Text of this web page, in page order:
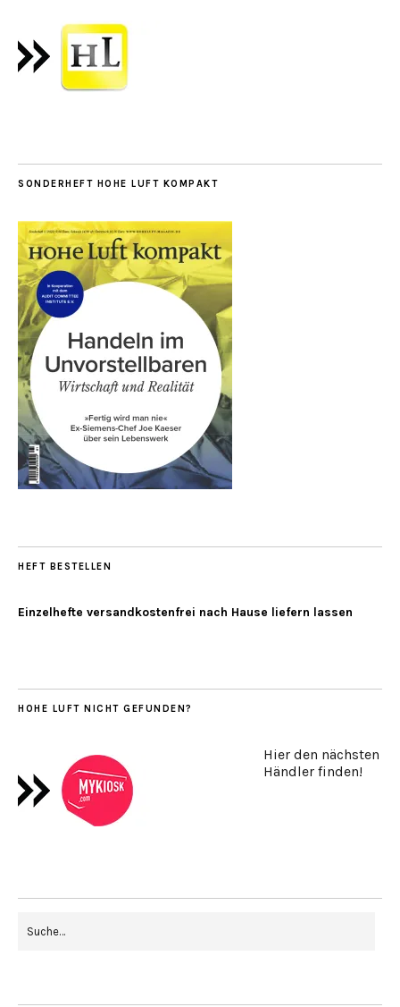
SONDERHEFT HOHE LUFT KOMPAKT
HEFT BESTELLEN
Einzelhefte versandkostenfrei nach Hause liefern lassen
HOHE LUFT NICHT GEFUNDEN?
Hier den nächsten
Händler finden!